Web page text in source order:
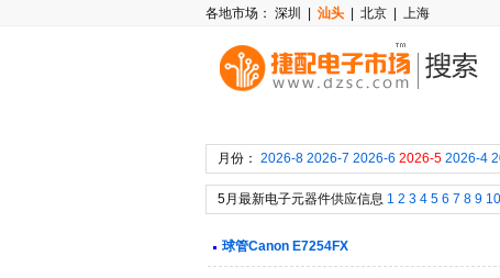
各地市场： 深圳 汕头 北京 上海
月份： 2026-8 2026-7 2026-6 2026-5 2026-4
5月最新电子元器件供应信息 1 2 3 4 5 6 7 8 9 10
球管Canon E7254FX